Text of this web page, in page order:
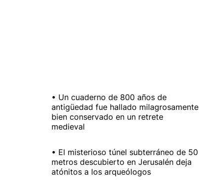
Un cuaderno de 800 años de
antigüedad fue hallado milagrosamente
bien conservado en un retrete
medieval
El misterioso túnel subterráneo de 50
metros descubierto en Jerusalén deja
atónitos a los arqueólogos